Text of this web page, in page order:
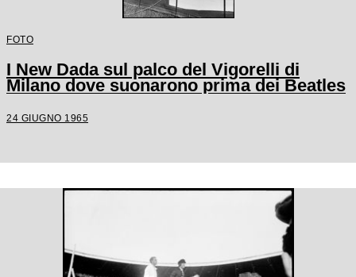
FOTO
I New Dada sul palco del Vigorelli di
Milano dove suonarono prima dei Beatles
24 GIUGNO 1965